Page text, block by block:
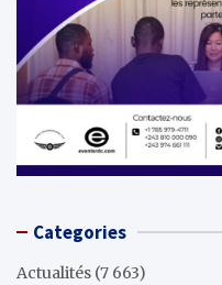
Categories
Actualités (7 663)